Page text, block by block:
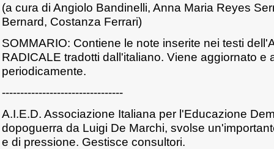
(a cura di Angiolo Bandinelli, Anna Maria Reyes
Bernard, Costanza Ferrari)
SOMMARIO: Contiene le note inserite nei testi
RADICALE tradotti dall'italiano. Viene aggiornato e
periodicamente.
---------------------------------
A.I.E.D. Associazione Italiana per l'Educazione
dopoguerra da Luigi De Marchi, svolse
e di pressione. Gestisce consultori.